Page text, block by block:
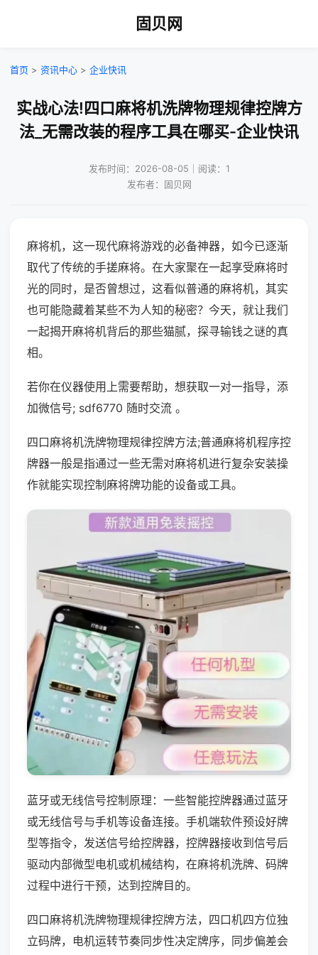
固贝网
首页 > 资讯中心 > 企业快讯
实战心法!四口麻将机洗牌物理规律控牌方
法_无需改装的程序工具在哪买-企业快讯
发布时间：2026-08-05｜阅读：1
发布者：固贝网
麻将机，这一现代麻将游戏的必备神器，如今已逐渐
取代了传统的手搓麻将。在大家聚在一起享受麻将时
光的同时，是否曾想过，这看似普通的麻将机，其实
也可能隐藏着某些不为人知的秘密？今天，就让我们
一起揭开麻将机背后的那些猫腻，探寻输钱之谜的真
相。
若你在仪器使用上需要帮助，想获取一对一指导，添
加微信号; sdf6770 随时交流 。
四口麻将机洗牌物理规律控牌方法;普通麻将机程序控
牌器一般是指通过一些无需对麻将机进行复杂安装操
作就能实现控制麻将牌功能的设备或工具。
蓝牙或无线信号控制原理：一些智能控牌器通过蓝牙
或无线信号与手机等设备连接。手机端软件预设好牌
型等指令，发送信号给控牌器，控牌器接收到信号后
驱动内部微型电机或机械结构，在麻将机洗牌、码牌
过程中进行干预，达到控牌目的。
四口麻将机洗牌物理规律控牌方法，四口机四方位独
立码牌，电机运转节奏同步性决定牌序，同步偏差会